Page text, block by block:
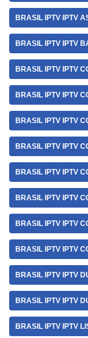
BRASIL IPTV IPTV
BRASIL IPTV IPTV
BRASIL IPTV IPTV
BRASIL IPTV IPTV
BRASIL IPTV IPTV
BRASIL IPTV IPTV
BRASIL IPTV IPTV
BRASIL IPTV IPTV
BRASIL IPTV IPTV
BRASIL IPTV IPTV
BRASIL IPTV IPTV
BRASIL IPTV IPTV
BRASIL IPTV IPTV